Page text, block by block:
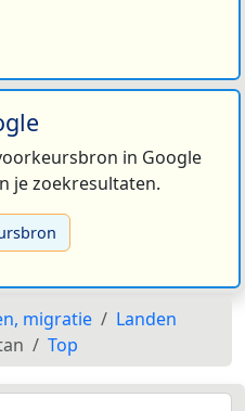
in Google
je zoekresultaten.
migratie
Landen
Top